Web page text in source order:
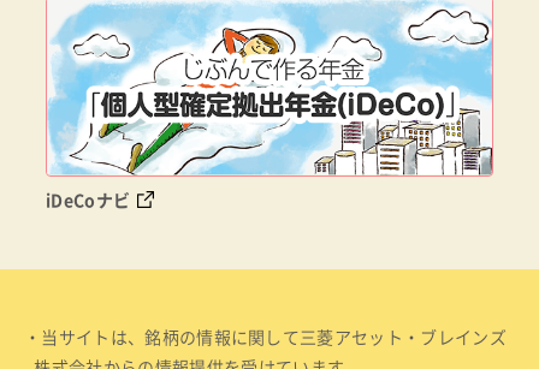
iDeCoナビ
・当サイトは、銘柄の情報に関して三菱アセット・ブレインズ